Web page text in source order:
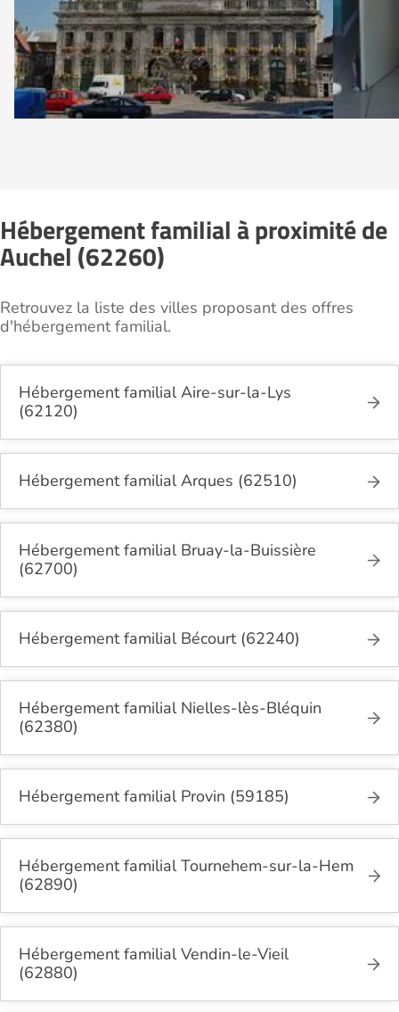
Hébergement familial à proximité de
Auchel (62260)
Retrouvez la liste des villes proposant des offres
d'hébergement familial.
Hébergement familial Aire-sur-la-Lys
(62120)
Hébergement familial Arques (62510)
Hébergement familial Bruay-la-Buissière
(62700)
Hébergement familial Bécourt (62240)
Hébergement familial Nielles-lès-Bléquin
(62380)
Hébergement familial Provin (59185)
Hébergement familial Tournehem-sur-la-Hem
(62890)
Hébergement familial Vendin-le-Vieil
(62880)